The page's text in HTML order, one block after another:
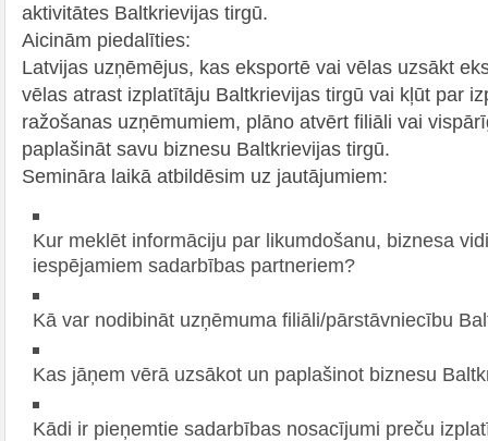
aktivitātes Baltkrievijas tirgū.
Aicinām piedalīties:
Latvijas uzņēmējus, kas eksportē vai vēlas uzsākt
vēlas atrast izplatītāju Baltkrievijas tirgū vai kļūt par
ražošanas uzņēmumiem, plāno atvērt filiāli vai
paplašināt savu biznesu Baltkrievijas tirgū.
Semināra laikā atbildēsim uz jautājumiem:
Kur meklēt informāciju par likumdošanu, biznesa
iespējamiem sadarbības partneriem?
Kā var nodibināt uzņēmuma filiāli/pārstāvniecību
Kas jāņem vērā uzsākot un paplašinot biznesu
Kādi ir pieņemtie sadarbības nosacījumi preču